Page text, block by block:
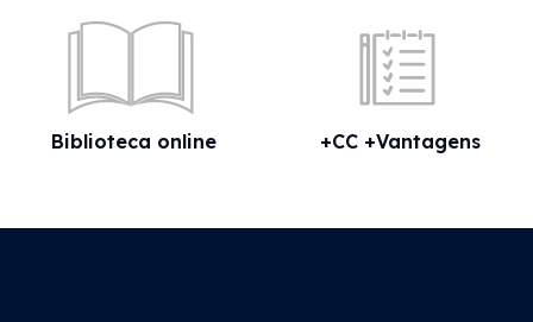
Biblioteca online +CC +Vantagens